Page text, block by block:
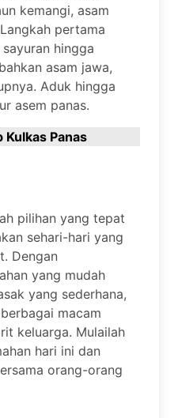
kemangi, asam
pertama
hingga
asam jawa,
Aduk hingga
asem panas.
Kulkas Panas
pilihan yang tepat
sehari-hari yang
Dengan
yang mudah
yang sederhana,
macam
keluarga. Mulailah
hari ini dan
orang-orang